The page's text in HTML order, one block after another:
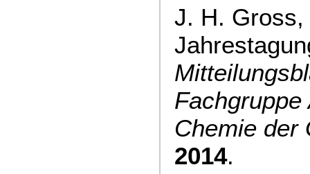
J. H.
Chemie der
2014.